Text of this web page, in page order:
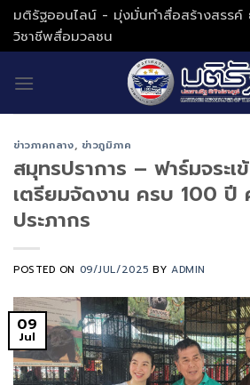
Skip
to
content
มติรัฐออนไลน์ - มุ่งมั่นทำสื่อสร้างสรรค์
วิชาชีพสื่อมวลชน
ข่าวภาคกลาง, ข่าวภูมิภาค
สมุทรปราการ – ฟาร์มจระเ
เตรียมจัดงาน ครบ 100
ประภากร
POSTED ON 09/JUL/2025 BYADMIN
09
Jul